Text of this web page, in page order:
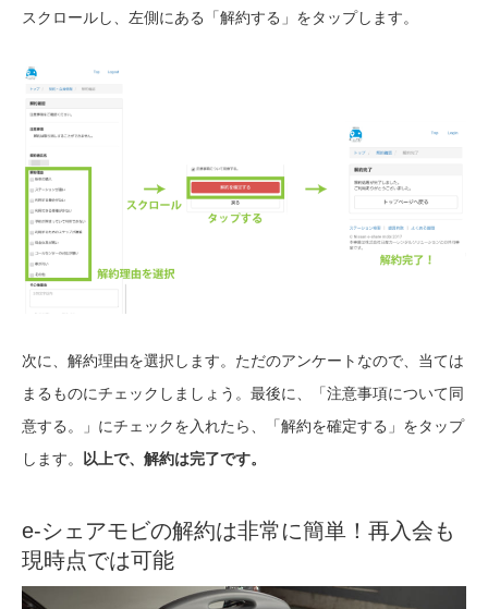
スクロールし、左側にある「解約する」をタップします。
次に、解約理由を選択します。ただのアンケートなので、当ては
まるものにチェックしましょう。最後に、「注意事項について同
意する。」にチェックを入れたら、「解約を確定する」をタップ
します。
以上で、解約は完了です。
e-シェアモビの解約は非常に簡単！再入会も
現時点では可能